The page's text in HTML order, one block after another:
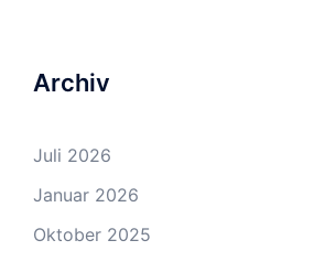
Archiv
Juli 2026
Januar 2026
Oktober 2025